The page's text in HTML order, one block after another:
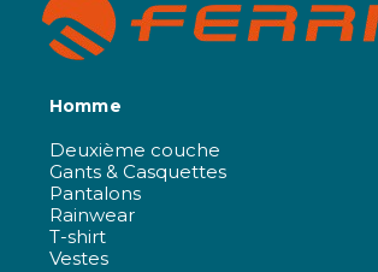
Homme
Deuxième couche
Gants & Casquettes
Pantalons
Rainwear
T-shirt
Vestes